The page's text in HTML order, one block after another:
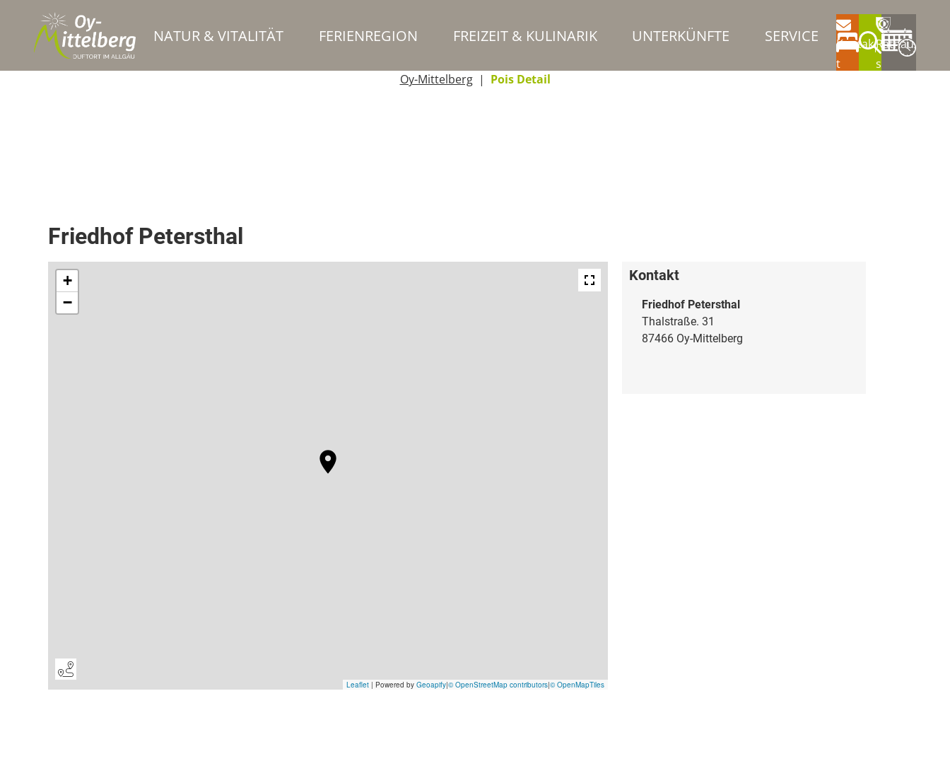
NATUR & VITALITÄT FERIENREGION FREIZEIT & KULINARIK UNTERKÜNFTE SERVICE
Kontak
t
Rathau
s
Oy-Mittelberg
Pois Detail
Friedhof Petersthal
Kontakt
Friedhof Petersthal
Thalstraße. 31
87466 Oy-Mittelberg